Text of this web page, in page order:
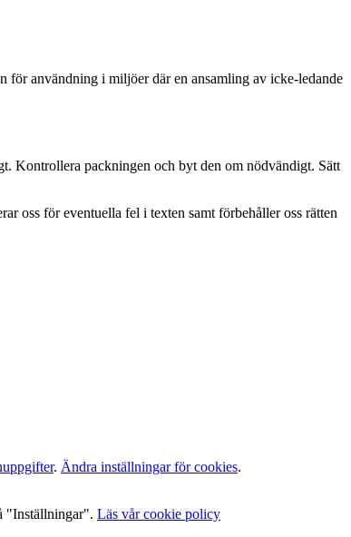
för användning i miljöer där en ansamling av icke-ledande
Kontrollera packningen och byt den om nödvändigt. Sätt
oss för eventuella fel i texten samt förbehåller oss rätten
. Ändra inställningar för cookies.
"Inställningar". Läs vår cookie policy